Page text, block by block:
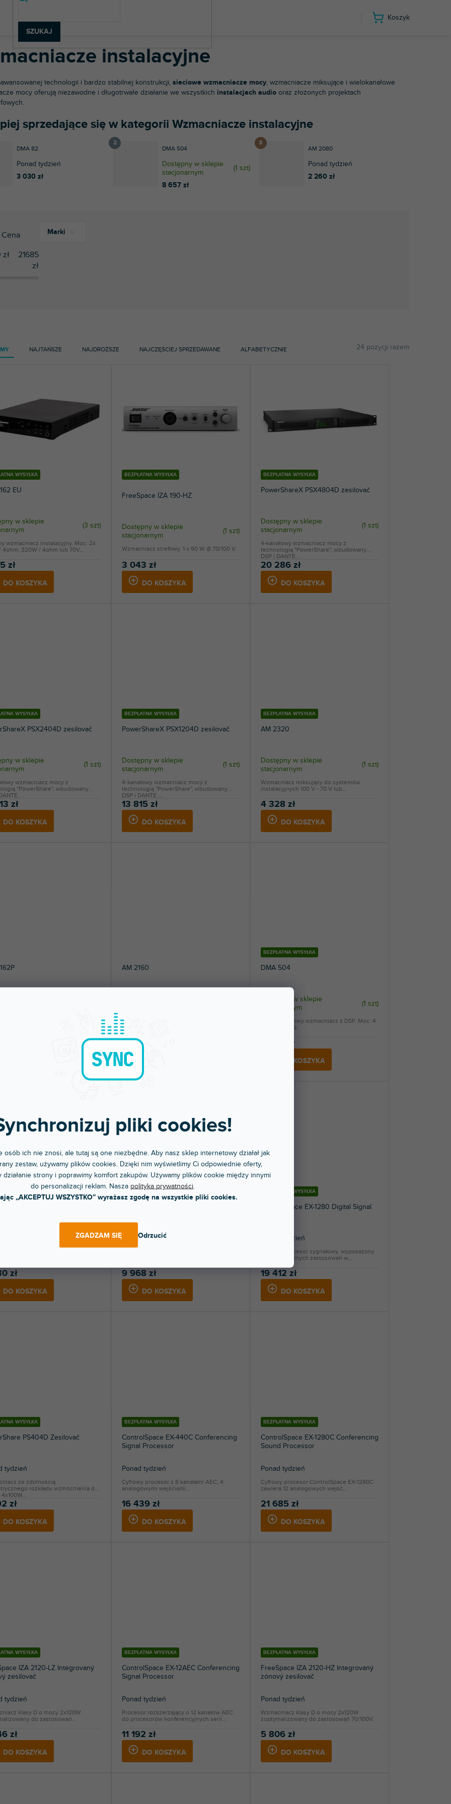
pliki cookies!
osób ich nie znosi, ale tutaj są one niezbędne. Aby nasz sklep internetowy działał jak
zestaw, używamy plików cookies. Dzięki nim wyświetlimy Ci odpowiednie oferty,
działanie strony i poprawimy komfort zakupów. Używamy plików cookie między innymi
do personalizacji reklam. Nasza polityka prywatności.
„AKCEPTUJ WSZYSTKO” wyrażasz zgodę na wszystkie pliki cookies.
Odrzucić
ZGADZAM SIĘ
SZUKAJ
Koszyk
dźwięku
instalacyjne
technologii i bardzo stabilnej konstrukcji, sieciowe wzmacniacze mocy, wzmacniacze miksujące i wielokanałowe
mocy oferują niezawodne i długotrwałe działanie we wszystkich instalacjach audio oraz złożonych projektach
sprzedające się w kategorii Wzmacniacze instalacyjne
DMA 82
Ponad tydzień
3 030 zł
DMA 504
Dostępny w sklepie
stacjonarnym
(1 szt)
8 657 zł
AM 2080
Ponad tydzień
2 260 zł
NAJTAŃSZE NAJDROŻSZE NAJCZĘŚCIEJ SPRZEDAWANE ALFABETYCZNIE 24 pozycji razem
Cena
zł
21685
zł
Marki
WYSYŁKA
EU
w sklepie
(3 szt)
zł
DO KOSZYKA
wzmacniacz instalacyjny. Moc: 2x
4ohm, 320W / 4ohm lub 70V...
BEZPŁATNA WYSYŁKA
FreeSpace IZA 190-HZ
Dostępny w sklepie
stacjonarnym
(1 szt)
3 043 zł
DO KOSZYKA
Wzmacniacz strefowy. 1 x 90 W @ 70/100 V.
BEZPŁATNA WYSYŁKA
PowerShareX PSX4804D zesilovač
Dostępny w sklepie
stacjonarnym
(1 szt)
20 286 zł
DO KOSZYKA
4-kanałowy wzmacniacz mocy z
technologią "PowerShare", wbudowany
DSP i DANTE....
WYSYŁKA
PSX2404D zesilovač
w sklepie
(1 szt)
zł
DO KOSZYKA
wzmacniacz mocy z
"PowerShare", wbudowany
BEZPŁATNA WYSYŁKA
PowerShareX PSX1204D zesilovač
Dostępny w sklepie
stacjonarnym
(1 szt)
13 815 zł
DO KOSZYKA
4-kanałowy wzmacniacz mocy z
technologią "PowerShare", wbudowany
DSP i DANTE....
BEZPŁATNA WYSYŁKA
AM 2320
Dostępny w sklepie
stacjonarnym
(1 szt)
4 328 zł
DO KOSZYKA
Wzmacniacz miksujący do systemów
instalacyjnych 100 V - 70 V lub...
AM 2160
2 982 zł
Wzmacniacz miksujący do systemów
instalacyjnych 100 V - 70 V lub...
BEZPŁATNA WYSYŁKA
DMA 504
Dostępny w sklepie
stacjonarnym
(1 szt)
8 657 zł
DO KOSZYKA
Czterokanałowy wzmacniacz z DSP. Moc: 4
x 500 W RMS.
zł
DO KOSZYKA
BEZPŁATNA WYSYŁKA
Ponad tydzień
9 968 zł
DO KOSZYKA
BEZPŁATNA WYSYŁKA
ControlSpace EX-1280 Digital Signal
Ponad tydzień
19 412 zł
DO KOSZYKA
Cyfrowy procesor sygnałowy, wyposażony
do uniwersalnych zastosowań w...
WYSYŁKA
PS404D Zesilovač
tydzień
zł
DO KOSZYKA
ze zdolnością
rozkładu wzmocnienia do
BEZPŁATNA WYSYŁKA
ControlSpace EX-440C Conferencing
Signal Processor
Ponad tydzień
16 439 zł
DO KOSZYKA
Cyfrowy procesor z 8 kanałami AEC, 4
analogowymi wejściami...
BEZPŁATNA WYSYŁKA
ControlSpace EX-1280C Conferencing
Sound Processor
Ponad tydzień
21 685 zł
DO KOSZYKA
Cyfrowy procesor ControlSpace EX-1280C
zawiera 12 analogowych wejść...
WYSYŁKA
IZA 2120-LZ Integrovaný
zesilovač
tydzień
zł
DO KOSZYKA
klasy D o mocy 2x120W
do zastosowań...
BEZPŁATNA WYSYŁKA
ControlSpace EX-12AEC Conferencing
Signal Processor
Ponad tydzień
11 192 zł
DO KOSZYKA
Procesor rozszerzający o 12 kanałów AEC
do procesorów konferencyjnych serii...
BEZPŁATNA WYSYŁKA
FreeSpace IZA 2120-HZ Integrovaný
zónový zesilovač
Ponad tydzień
5 806 zł
DO KOSZYKA
Wzmacniacz klasy D o mocy 2x120W
zoptymalizowany do zastosowań 70/100V.